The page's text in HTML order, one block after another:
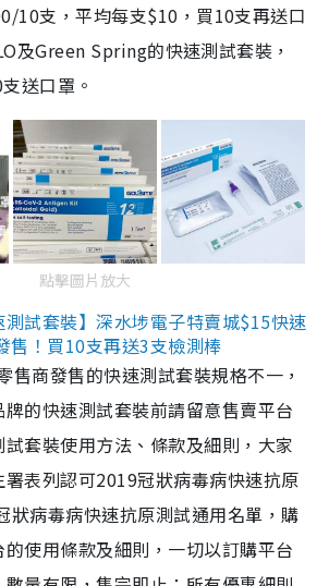
10支，平均每支$10，買10支再送口
及Green Spring的快速測試套裝，
送口罩。
點擊圖片放大
試套裝】深水埗電子特賣城$15快速
售！買10支再送3支檢測棒
售商發售的快速測試套裝規格不一，
的快速測試套裝前請留意售賣平台
套裝使用方法、條款及細則，大家
表列認可2019冠狀病毒病快速抗原
狀病毒病快速抗原測試通用名單，購
使用條款及細則，一切以訂購平台